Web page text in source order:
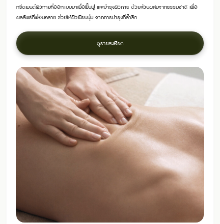
ทรีตเมนต์ผิวกายที่ออกแบบมาเพื่อฟื้นฟู และบำรุงผิวกายด้วยส่วนผสมจากธรรมชาติ เพื่อ
ผลลัพธ์ที่ผ่อนคลาย ช่วยให้ผิวเนียนนุ่มจากการบำรุงที่ล้ำลึก
ดูรายละเอียด